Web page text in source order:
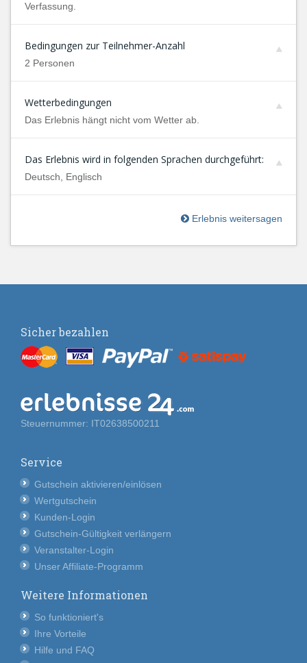
Verfassung.
Bedingungen zur Teilnehmer-Anzahl
2 Personen
Wetterbedingungen
Das Erlebnis hängt nicht vom Wetter ab.
Das Erlebnis wird in folgenden Sprachen durchgeführt:
Deutsch, Englisch
Erlebnis weitersagen
Sicher bezahlen
Steuernummer: IT02638500211
Service
Gutschein aktivieren/einlösen
Wertgutschein
Kunden-Login
Gutschein-Gültigkeit verlängern
Veranstalter-Login
Unser Affiliate-Programm
Weitere Informationen
So funktioniert's
Ihre Vorteile
Hilfe und FAQ